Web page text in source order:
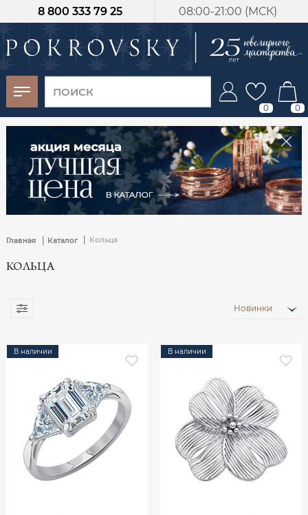
08:00-21:00 (МСК)
8 800 333 79 25
0 0
Главная | Каталог Кольца
КОЛЬЦА
Новинки
В наличии В наличии
-30%
от 15 дней с
момента оплаты